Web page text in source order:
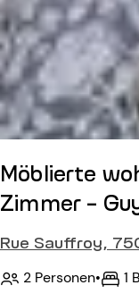
Möblierte
Zimmer -
Rue Sauffroy,
2 Personen• 1